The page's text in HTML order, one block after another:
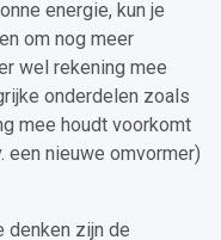
energie, kun je
om nog meer
wel rekening mee
onderdelen zoals
mee houdt voorkomt
een nieuwe omvormer)
denken zijn de